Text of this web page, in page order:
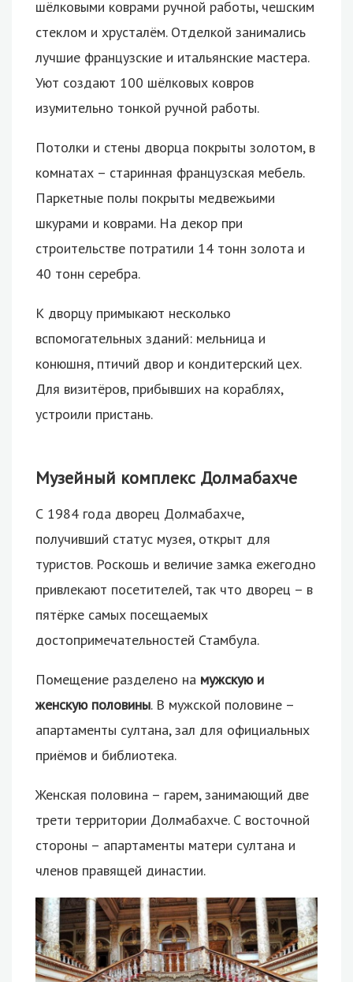
шёлковыми коврами ручной работы, чешским
стеклом и хрусталём. Отделкой занимались
лучшие французские и итальянские мастера.
Уют создают 100 шёлковых ковров
изумительно тонкой ручной работы.
Потолки и стены дворца покрыты золотом, в
комнатах – старинная французская мебель.
Паркетные полы покрыты медвежьими
шкурами и коврами. На декор при
строительстве потратили 14 тонн золота и
40 тонн серебра.
К дворцу примыкают несколько
вспомогательных зданий: мельница и
конюшня, птичий двор и кондитерский цех.
Для визитёров, прибывших на кораблях,
устроили пристань.
Музейный комплекс Долмабахче
С 1984 года дворец Долмабахче,
получивший статус музея, открыт для
туристов. Роскошь и величие замка ежегодно
привлекают посетителей, так что дворец – в
пятёрке самых посещаемых
достопримечательностей Стамбула.
Помещение разделено на мужскую и
женскую половины. В мужской половине –
апартаменты султана, зал для официальных
приёмов и библиотека.
Женская половина – гарем, занимающий две
трети территории Долмабахче. С восточной
стороны – апартаменты матери султана и
членов правящей династии.